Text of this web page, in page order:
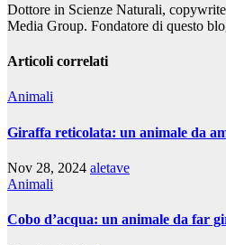
Dottore in Scienze Naturali,
Media Group. Fondatore di questo
Articoli correlati
Animali
Giraffa reticolata: un animale da
Nov 28, 2024 aletave
Animali
Cobo d’acqua: un animale da far